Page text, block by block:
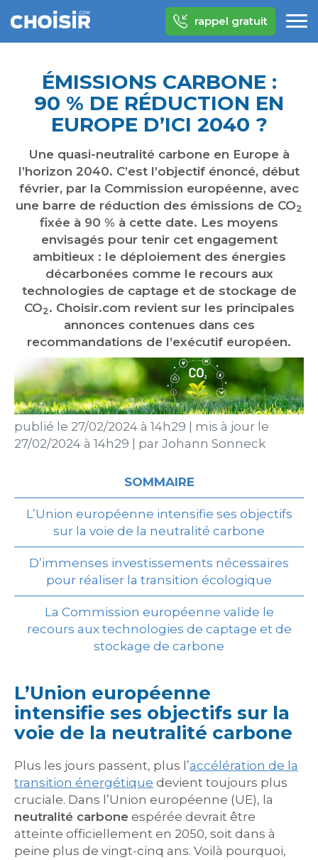
rappel gratuit
ÉMISSIONS CARBONE :
90 % DE RÉDUCTION EN
EUROPE D’ICI 2040 ?
Une quasi-neutralité carbone en Europe à
l’horizon 2040. C’est l’objectif énoncé, début
février, par la Commission européenne, avec
une barre de réduction des émissions de CO2
fixée à 90 % à cette date. Les moyens
envisagés pour tenir cet engagement
ambitieux : le déploiement des énergies
décarbonées comme le recours aux
technologies de captage et de stockage de
CO2. Choisir.com revient sur les principales
annonces contenues dans ces
recommandations de l’exécutif européen.
publié le 27/02/2024 à 14h29
mis à jour le
27/02/2024 à 14h29
par Johann Sonneck
SOMMAIRE
L’Union européenne intensifie ses objectifs
sur la voie de la neutralité carbone
D’immenses investissements nécessaires
pour réaliser la transition écologique
La Commission européenne valide le
recours aux technologies de captage et de
stockage de carbone
L’Union européenne
intensifie ses objectifs sur la
voie de la neutralité carbone
Plus les jours passent, plus l’accélération de la
transition énergétique devient toujours plus
cruciale. Dans l’Union européenne (UE), la
neutralité carbone espérée devrait être
atteinte officiellement en 2050, soit dans à
peine plus de vingt-cinq ans. Voilà pourquoi,